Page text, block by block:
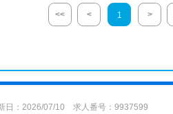
<< < 1 >
日：2026/07/10 求人番号：9937599